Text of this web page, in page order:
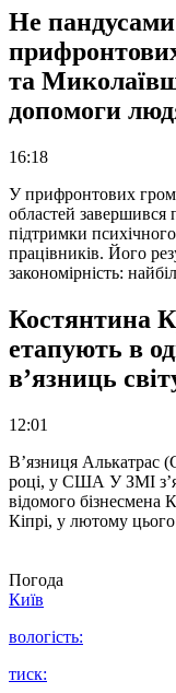
Не
та
допомоги
16:18
У прифронтових
областей завершився
підтримки
працівників. Його
закономірність:
Костянтина
етапують в
в’язниць
12:01
В’язниця Алькатрас
році, у США У ЗМІ
відомого бізнесмена
Кіпрі, у лютому
Погода
Київ
вологість:
тиск: